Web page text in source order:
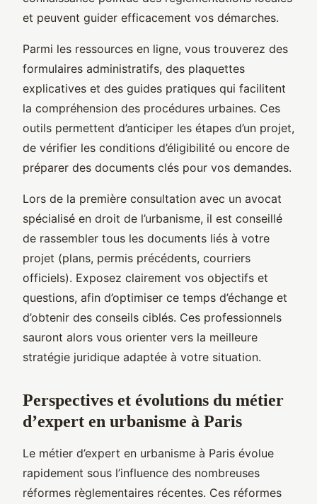
et peuvent guider efficacement vos démarches.
Parmi les ressources en ligne, vous trouverez des
formulaires administratifs, des plaquettes
explicatives et des guides pratiques qui facilitent
la compréhension des procédures urbaines. Ces
outils permettent d’anticiper les étapes d’un projet,
de vérifier les conditions d’éligibilité ou encore de
préparer des documents clés pour vos demandes.
Lors de la première consultation avec un avocat
spécialisé en droit de l’urbanisme, il est conseillé
de rassembler tous les documents liés à votre
projet (plans, permis précédents, courriers
officiels). Exposez clairement vos objectifs et
questions, afin d’optimiser ce temps d’échange et
d’obtenir des conseils ciblés. Ces professionnels
sauront alors vous orienter vers la meilleure
stratégie juridique adaptée à votre situation.
Perspectives et évolutions du métier
d’expert en urbanisme à Paris
Le métier d’expert en urbanisme à Paris évolue
rapidement sous l’influence des nombreuses
réformes règlementaires récentes. Ces réformes